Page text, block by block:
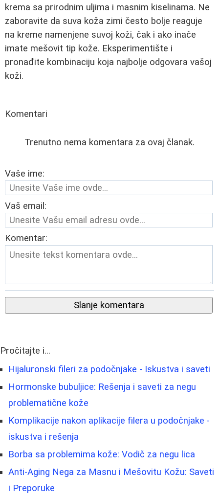
krema sa prirodnim uljima i masnim kiselinama. Ne
zaboravite da suva koža zimi često bolje reaguje
na kreme namenjene suvoj koži, čak i ako inače
imate mešovit tip kože. Eksperimentište i
pronađite kombinaciju koja najbolje odgovara vašoj
koži.
Komentari
Trenutno nema komentara za ovaj članak.
Vaše ime:
Vaš email:
Komentar:
Slanje komentara
Pročitajte i...
Hijaluronski fileri za podočnjake - Iskustva i saveti
Hormonske bubuljice: Rešenja i saveti za negu
problematične kože
Komplikacije nakon aplikacije filera u podočnjake -
iskustva i rešenja
Borba sa problemima kože: Vodič za negu lica
Anti-Aging Nega za Masnu i Mešovitu Kožu: Saveti
i Preporuke